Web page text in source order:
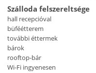
Szálloda felszereltsége
hall recepcióval
büféétterem
további éttermek
bárok
rooftop-bár
Wi-Fi ingyenesen